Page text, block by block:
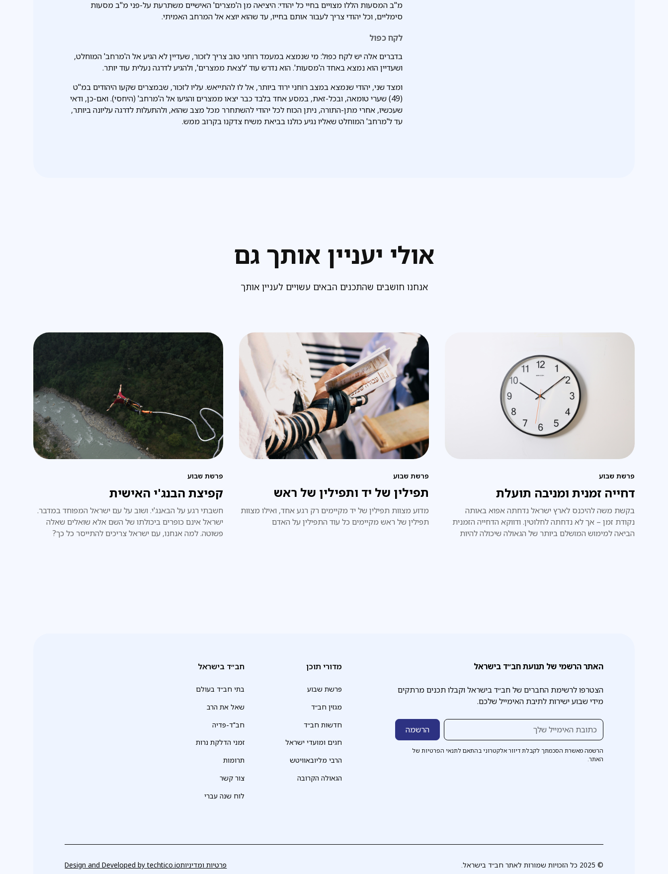
מ"ב המסעות הללו מצויים בחיי כל יהודי: היציאה מן ה'מצרים' האישיים משתרעת על-פני מ"ב מסעות
סימליים, וכל יהודי צריך לעבור אותם בחייו, עד שהוא יוצא אל המרחב האמיתי.
לקח כפול
בדברים אלה יש לקח כפול: מי שנמצא במעמד רוחני טוב צריך לזכור, שעדיין לא הגיע אל ה'מרחב' המוחלט,
ושעדיין הוא נמצא באחד ה'מסעות'. הוא נדרש עוד 'לצאת ממצרים', ולהגיע לדרגה נעלית עוד יותר.
ומצד שני, יהודי שנמצא במצב רוחני ירוד ביותר, אל לו להתייאש. עליו לזכור, שבמצרים שקעו היהודים במ"ט
(49) שערי טומאה, ובכל-זאת, במסע אחד בלבד כבר יצאו ממצרים והגיעו אל ה'מרחב' (היחסי). ואם-כן, ודאי
שעכשיו, אחרי מתן-התורה, ניתן הכוח לכל יהודי להשתחרר מכל מצב שהוא, ולהתעלות לדרגה עליונה ביותר,
עד ל'מרחב' המוחלט שאליו נגיע כולנו בביאת משיח צדקנו בקרוב ממש.
אולי יעניין אותך גם
אנחנו חושבים שהתכנים הבאים עשויים לעניין אותך
פרשת שבוע
דחייה זמנית ומניבה תועלת
בקשת משה להיכנס לארץ ישראל נדחתה אפוא באותה
נקודת זמן – אך לא נדחתה לחלוטין. ודווקא הדחייה הזמנית
הביאה למימוש המושלם ביותר של הגאולה שיכולה להיות
פרשת שבוע
תפילין של יד ותפילין של ראש
מדוע מצוות תפילין של יד מקיימים רק רגע אחד, ואילו מצוות
תפילין של ראש מקיימים כל עוד התפילין על האדם
פרשת שבוע
קפיצת הבנג'י האישית
חשבתי רגע על הבאנג'י. ושוב על עם ישראל המפוחד במדבר.
ישראל אינם כופרים ביכולתו של השם אלא שואלים שאלה
פשוטה. למה אנחנו, עם ישראל צריכים להתייסר כל כך?
האתר הרשמי של תנועת חב״ד בישראל
הצטרפו לרשימת החברים של חב״ד בישראל וקבלו תכנים מרתקים
מידי שבוע ישירות לתיבת האימייל שלכם.
הרשמה מאשרת הסכמתך לקבלת דיוור אלקטרוני בהתאם לתנאי הפרטיות של
האתר.
מדורי תוכן
פרשת שבוע
מגזין חב״ד
חדשות חב״ד
חגים ומועדי ישראל
הרבי מליובאוויטש
הגאולה הקרובה
חב״ד בישראל
בתי חב״ד בעולם
שאל את הרב
חב"ד-פדיה
זמני הדלקת נרות
תרומות
צור קשר
לוח שנה עברי
© 2025 כל הזכויות שמורות לאתר חב״ד בישראל. פרטיות ומדיניות Design and Developed bytechtico.io